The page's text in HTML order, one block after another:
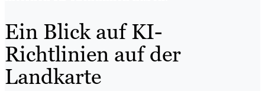
Ein Blick auf KI-
Richtlinien auf der
Landkarte